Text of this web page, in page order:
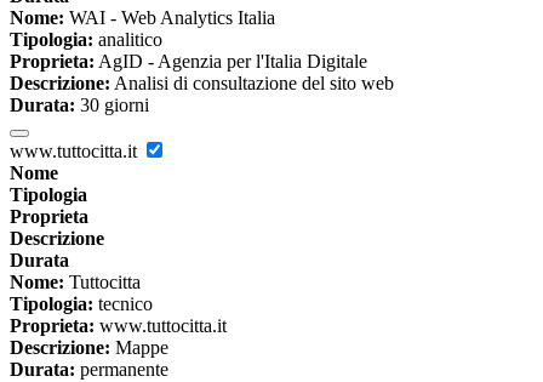
Nome: WAI - Web Analytics Italia
Tipologia: analitico
Proprieta: AgID - Agenzia per l'Italia Digitale
Descrizione: Analisi di consultazione del sito web
Durata: 30 giorni
www.tuttocitta.it
Nome
Tipologia
Proprieta
Descrizione
Durata
Nome: Tuttocitta
Tipologia: tecnico
Proprieta: www.tuttocitta.it
Descrizione: Mappe
Durata: permanente